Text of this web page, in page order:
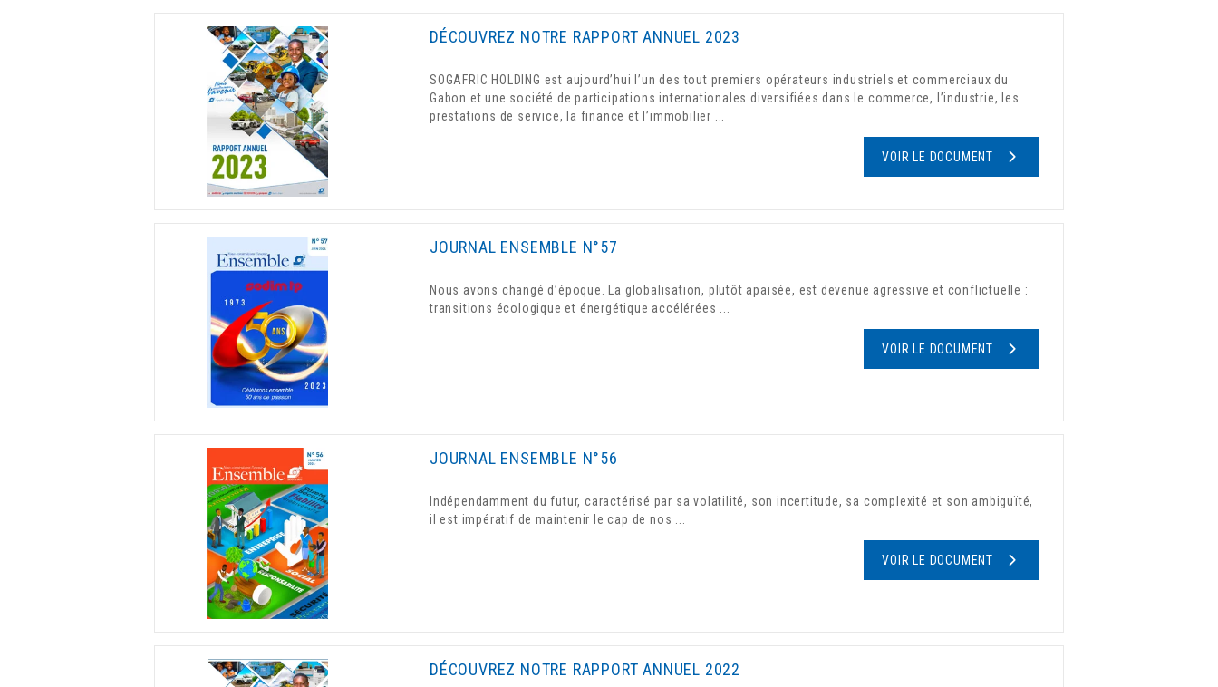
DÉCOUVREZ NOTRE RAPPORT ANNUEL 2023
SOGAFRIC HOLDING est aujourd’hui l’un des tout premiers opérateurs industriels et commerciaux du
Gabon et une société de participations internationales diversifiées dans le commerce, l’industrie, les
prestations de service, la finance et l’immobilier ...
VOIR LE DOCUMENT
JOURNAL ENSEMBLE N°57
Nous avons changé d’époque. La globalisation, plutôt apaisée, est devenue agressive et conflictuelle :
transitions écologique et énergétique accélérées ...
VOIR LE DOCUMENT
JOURNAL ENSEMBLE N°56
Indépendamment du futur, caractérisé par sa volatilité, son incertitude, sa complexité et son ambiguïté,
il est impératif de maintenir le cap de nos ...
VOIR LE DOCUMENT
DÉCOUVREZ NOTRE RAPPORT ANNUEL 2022